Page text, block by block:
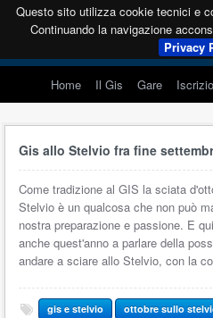
Questo sito utilizza cookie tecnici e
Continuando la navigazione
Privacy
Home Il Gis Gare
Gis allo Stelvio fra fine
Come tradizione al GIS la sciata
Stelvio è un qualcosa che non può
nostra preparazione e passione. E
anche quest'anno a parlare della
andare a sciare allo Stelvio, con la
gis e stelvio ottobre sullo